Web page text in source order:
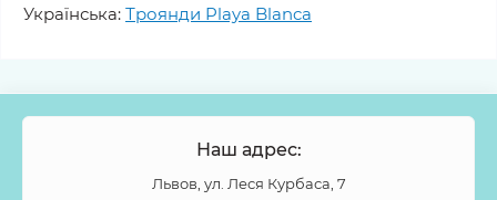
Українська: Троянди Playa Blanca
Наш адрес:
Львов, ул. Леся Курбаса, 7